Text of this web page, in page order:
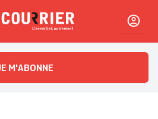
L'essentiel, autrement
M'ABONNE